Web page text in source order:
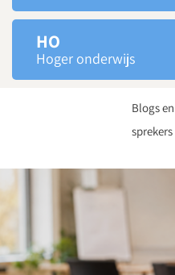
HO
Hoger onderwijs
Blogs